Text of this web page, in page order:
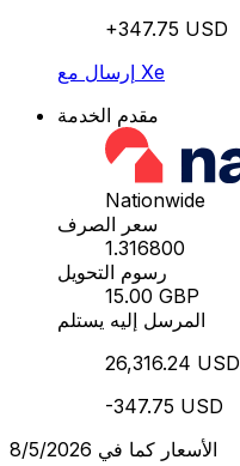
+347.75 USD
إرسال مع Xe
مقدم الخدمة
Nationwide
سعر الصرف
1.316800
رسوم التحويل
15.00 GBP
المرسل إليه يستلم
26,316.24 USD
-347.75 USD
الأسعار كما في 8/5/2026